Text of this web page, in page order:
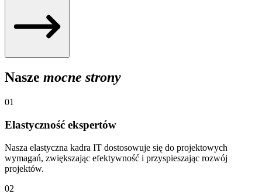
Nasze mocne strony
01
Elastyczność ekspertów
Nasza elastyczna kadra IT dostosowuje się do projektowych
wymagań, zwiększając efektywność i przyspieszając rozwój
projektów.
02